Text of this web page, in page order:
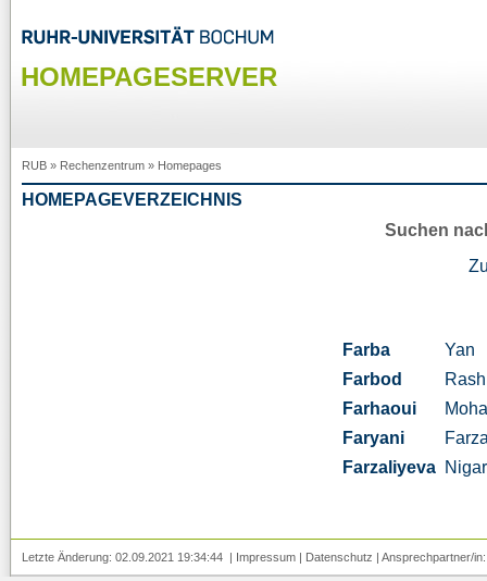
HOMEPAGESERVER
RUB » Rechenzentrum » Homepages
HOMEPAGEVERZEICHNIS
Suchen
Farba
Yan
Farbod
Farhaoui
Faryani
Farzaliyeva Nigar
Letzte Änderung: 02.09.2021 19:34:44 | Impressum | Datenschutz | Ansprechpartner/